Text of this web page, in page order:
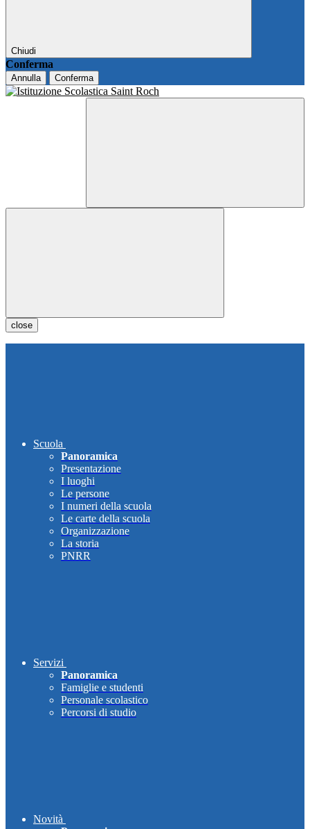
Chiudi
Conferma
Annulla Conferma
close
Scuola
Panoramica
Presentazione
I luoghi
Le persone
I numeri della scuola
Le carte della scuola
Organizzazione
La storia
PNRR
Servizi
Panoramica
Famiglie e studenti
Personale scolastico
Percorsi di studio
Novità